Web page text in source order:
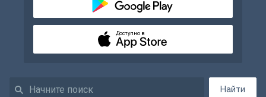
Найти
Доступно в